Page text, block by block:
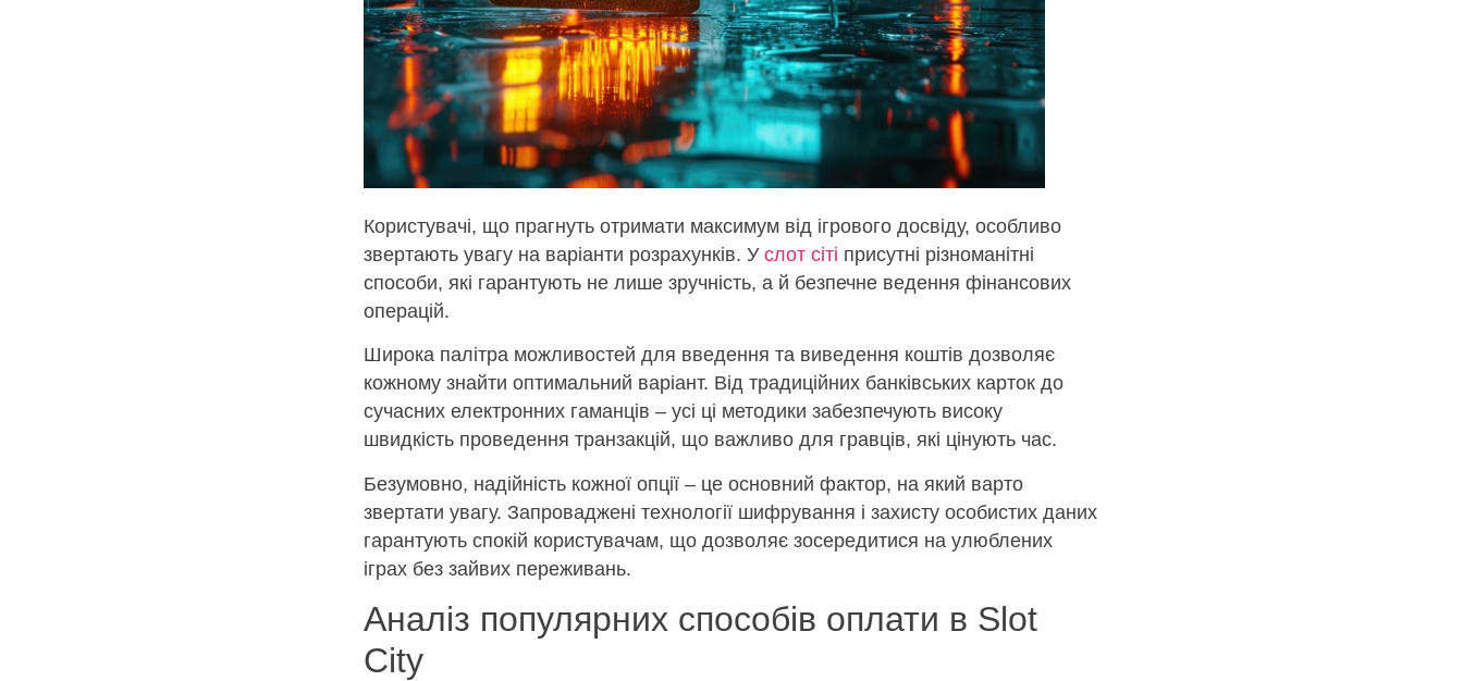
Користувачі, що прагнуть отримати максимум від ігрового досвіду, особливо
звертають увагу на варіанти розрахунків. У слот сіті присутні різноманітні
способи, які гарантують не лише зручність, а й безпечне ведення фінансових
операцій.
Широка палітра можливостей для введення та виведення коштів дозволяє
кожному знайти оптимальний варіант. Від традиційних банківських карток до
сучасних електронних гаманців – усі ці методики забезпечують високу
швидкість проведення транзакцій, що важливо для гравців, які цінують час.
Безумовно, надійність кожної опції – це основний фактор, на який варто
звертати увагу. Запроваджені технології шифрування і захисту особистих даних
гарантують спокій користувачам, що дозволяє зосередитися на улюблених
іграх без зайвих переживань.
Аналіз популярних способів оплати в Slot
City